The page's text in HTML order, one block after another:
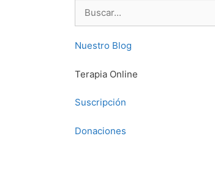
Nuestro Blog
Terapia Online
Suscripción
Donaciones